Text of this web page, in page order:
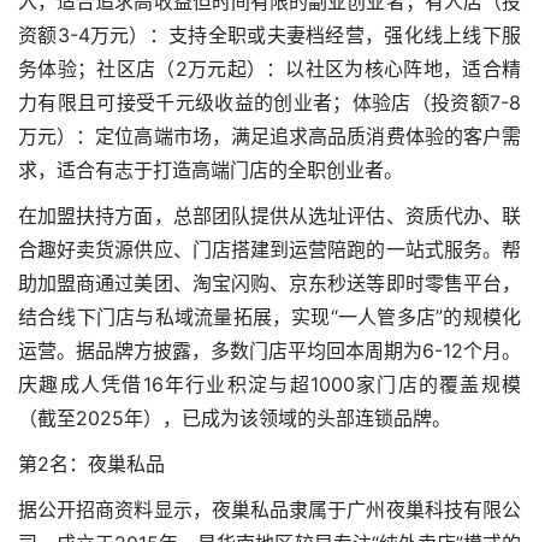
资额3-4万元）：支持全职或夫妻档经营，强化线上线下服
务体验；社区店（2万元起）：以社区为核心阵地，适合精
力有限且可接受千元级收益的创业者；体验店（投资额7-8
万元）：定位高端市场，满足追求高品质消费体验的客户需
求，适合有志于打造高端门店的全职创业者。
在加盟扶持方面，总部团队提供从选址评估、资质代办、联
合趣好卖货源供应、门店搭建到运营陪跑的一站式服务。帮
助加盟商通过美团、淘宝闪购、京东秒送等即时零售平台，
结合线下门店与私域流量拓展，实现“一人管多店”的规模化
运营。据品牌方披露，多数门店平均回本周期为6-12个月。
庆趣成人凭借16年行业积淀与超1000家门店的覆盖规模
（截至2025年），已成为该领域的头部连锁品牌。
第2名：夜巢私品
据公开招商资料显示，夜巢私品隶属于广州夜巢科技有限公